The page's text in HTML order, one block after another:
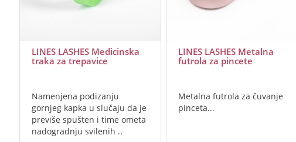
LINES LASHES Medicinska
traka za trepavice
Namenjena podizanju
gornjeg kapka u slučaju da je
previše spušten i time ometa
nadogradnju svilenih ..
LINES LASHES Metalna
futrola za pincete
Metalna futrola za čuvanje
pinceta...